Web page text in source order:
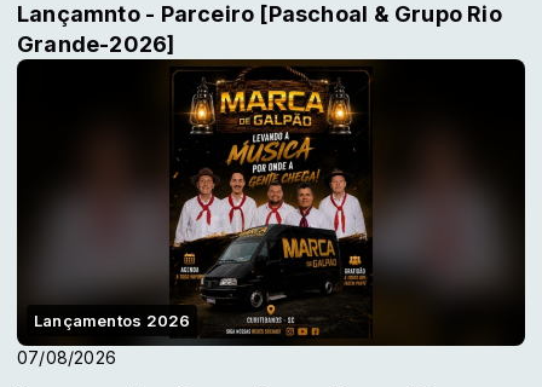
Lançamnto - Parceiro [Paschoal & Grupo Rio
Grande-2026]
Lançamentos 2026
07/08/2026